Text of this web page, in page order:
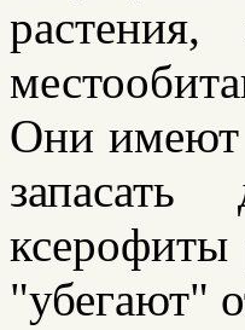
Они имеют
ксерофиты
"убегают"